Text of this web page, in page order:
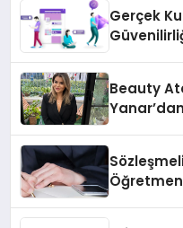
Gerçek
Beauty